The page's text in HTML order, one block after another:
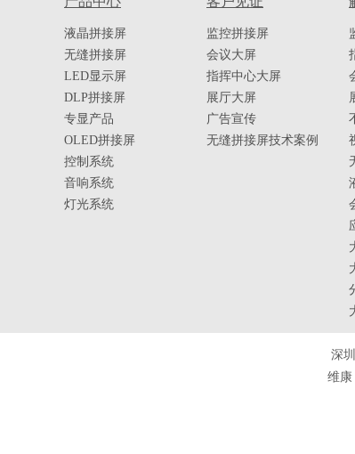
液晶拼接屏
无缝拼接屏
LED显示屏
DLP拼接屏
专显产品
OLED拼接屏
控制系统
音响系统
灯光系统
监控拼接屏
会议大屏
指挥中心大屏
展厅大屏
广告宣传
无缝拼接屏技术案例
深
维